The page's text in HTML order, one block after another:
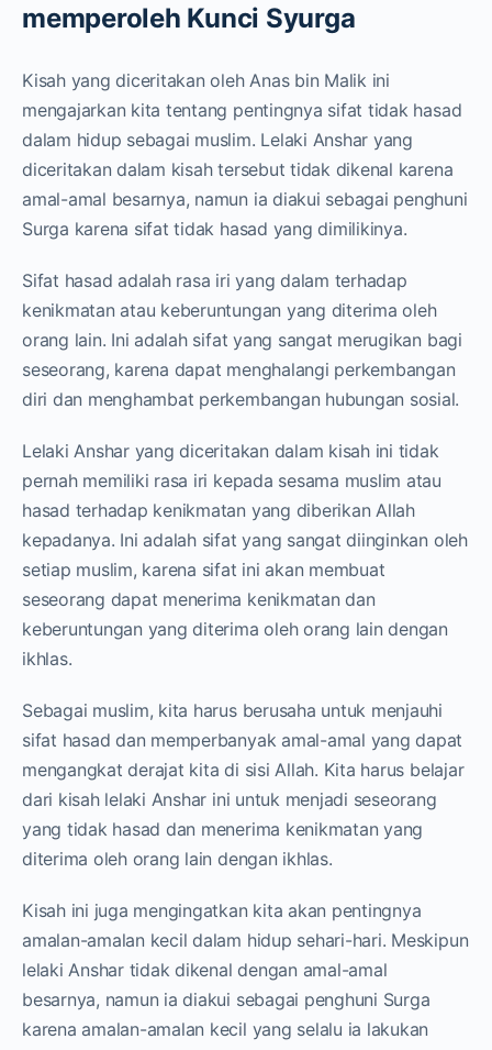
memperoleh Kunci Syurga
Kisah yang diceritakan oleh Anas bin Malik ini
mengajarkan kita tentang pentingnya sifat tidak hasad
dalam hidup sebagai muslim. Lelaki Anshar yang
diceritakan dalam kisah tersebut tidak dikenal karena
amal-amal besarnya, namun ia diakui sebagai penghuni
Surga karena sifat tidak hasad yang dimilikinya.
Sifat hasad adalah rasa iri yang dalam terhadap
kenikmatan atau keberuntungan yang diterima oleh
orang lain. Ini adalah sifat yang sangat merugikan bagi
seseorang, karena dapat menghalangi perkembangan
diri dan menghambat perkembangan hubungan sosial.
Lelaki Anshar yang diceritakan dalam kisah ini tidak
pernah memiliki rasa iri kepada sesama muslim atau
hasad terhadap kenikmatan yang diberikan Allah
kepadanya. Ini adalah sifat yang sangat diinginkan oleh
setiap muslim, karena sifat ini akan membuat
seseorang dapat menerima kenikmatan dan
keberuntungan yang diterima oleh orang lain dengan
ikhlas.
Sebagai muslim, kita harus berusaha untuk menjauhi
sifat hasad dan memperbanyak amal-amal yang dapat
mengangkat derajat kita di sisi Allah. Kita harus belajar
dari kisah lelaki Anshar ini untuk menjadi seseorang
yang tidak hasad dan menerima kenikmatan yang
diterima oleh orang lain dengan ikhlas.
Kisah ini juga mengingatkan kita akan pentingnya
amalan-amalan kecil dalam hidup sehari-hari. Meskipun
lelaki Anshar tidak dikenal dengan amal-amal
besarnya, namun ia diakui sebagai penghuni Surga
karena amalan-amalan kecil yang selalu ia lakukan